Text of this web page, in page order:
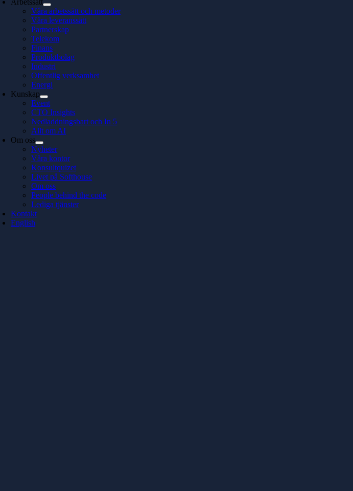
Arbetssätt
Våra arbetssätt och metoder
Våra leveranssätt
Partnerskap
Telekom
Finans
Produktbolag
Industri
Offentlig verksamhet
Energi
Kunskap
Event
CTO Insights
Nedladdningsbart och In 5
Allt om AI
Om oss
Nyheter
Våra kontor
Konsultquizet
Livet på Softhouse
Om oss
People behind the code
Lediga tjänster
Kontakt
English